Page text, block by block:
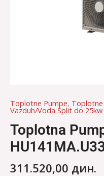
Toplotne Pumpe, Toplotne
Vazduh/Voda Split do 25kw
Toplotna
311.520,00 дин.